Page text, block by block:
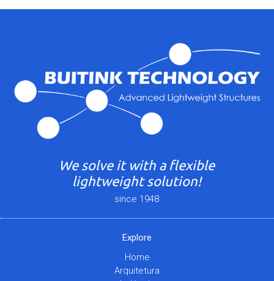
We solve it with a flexible
lightweight solution!
since 1948
Explore
Home
Arquitetura